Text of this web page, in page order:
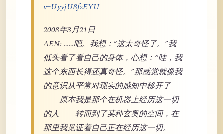
v=UyyjU8fzEYU
2008年3月21日
AEN: ……吧。我想：“这太奇怪了。”我
低头看了看自己的身体，心想：“哇，我
这个东西长得还真奇怪。”那感觉就像我
的意识从平常对现实的感知中移开了
——原本我是那个在机器上经历这一切
的人——转而到了某种玄奥的空间，在
那里我见证着自己正在经历这一切。